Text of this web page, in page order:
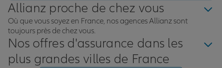
Allianz proche de chez vous
Où que vous soyez en France, nos agences Allianz sont
toujours près de chez vous.
Nos offres d'assurance dans les
plus grandes villes de France